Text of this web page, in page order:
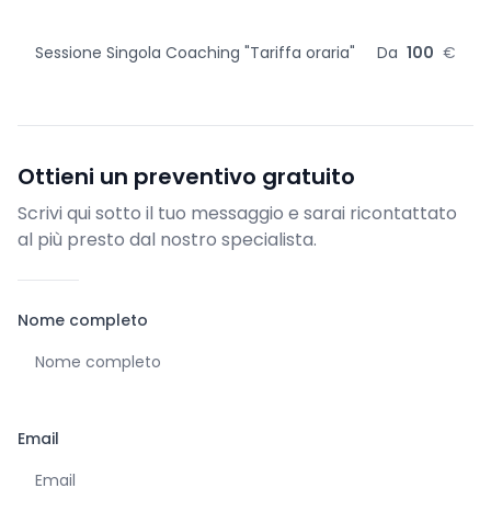
Sessione Singola Coaching "Tariffa oraria" Da 100 €
Ottieni un preventivo gratuito
Scrivi qui sotto il tuo messaggio e sarai ricontattato
al più presto dal nostro specialista.
Nome completo
Email